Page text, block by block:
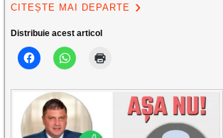
CITEȘTE MAI DEPARTE
Distribuie acest articol